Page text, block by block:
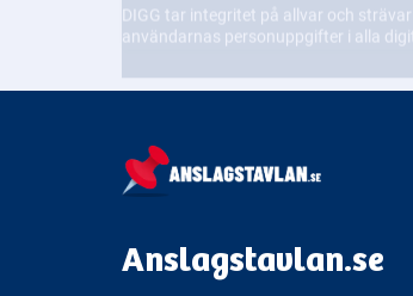
Anslagstavlan.se